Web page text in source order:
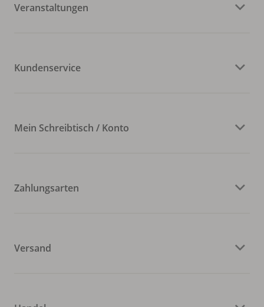
Veranstaltungen
Kundenservice
Mein Schreibtisch / Konto
Zahlungsarten
Versand